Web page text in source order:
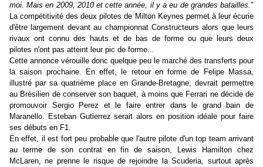
moi. Mais en 2009, 2010 et cette année, il y a eu de grandes batailles."
La compétitivité des deux pilotes de Milton Keynes permet à leur écurie
d'être largement devant au championnat Constructeurs alors que leurs
rivaux ont connu des hauts et de bas de forme ou que leurs deux
pilotes n'ont pas atteint leur pic de forme...
Cette annonce vérouille donc quelque peu le marché des transferts pour
la saison prochaine. En effet, le retour en forme de Felipe Massa,
illustré par sa quatrième place en Grande-Bretagne, devrait permettre
au Brésilien de conserver son baquet, à moins que Ferrari ne décide de
promouvoir Sergio Perez et le faire entrer dans le grand bain de
Maranello. Esteban Gutierrez serait alors en position idéale pour faire
ses débuts en F1.
En effet, il est fort peu probable que l'autre pilote d'un top team arrivant
au terme de son contrat en fin de saison, Lewis Hamilton chez
McLaren, ne prenne le risque de rejoindre la Scuderia, surtout après